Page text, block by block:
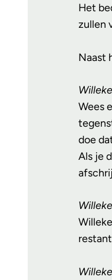
Het
zullen
Naast
Wees
doe
Als je